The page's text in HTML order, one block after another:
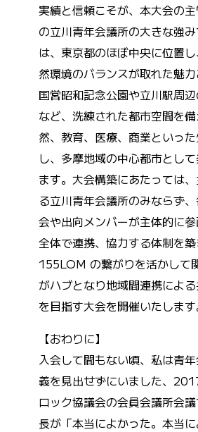
実績と信頼こそが、本大会の
の立川青年会議所の大きな強
は、東京都のほぼ中央に位置
然環境のバランスが取れた魅力
国営昭和記念公園や立川駅周
など、洗練された都市空間を
然、教育、医療、商業といっ
し、多摩地域の中心都市とし
ます。大会構築にあたっては
る立川青年会議所のみならず
会や出向メンバーが主体的に
全体で連携、協力する体制を築
155LOM の繋がりを活かして
がハブとなり地域間連携によ
を目指す大会を開催いたします
【おわりに】
入会して間もない頃、私は青
義を見出せずにいました、
ロック協議会の会員会議所会
長が「本当によかった。本当